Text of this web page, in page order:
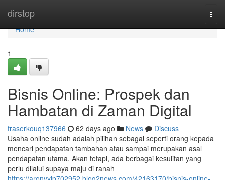
dirstop
Home
Home
1
Bisnis Online: Prospek dan
Hambatan di Zaman Digital
fraserkouq137966 62 days ago News
Discuss
Usaha online sudah adalah pilihan sebagai seperti orang kepada
mencari pendapatan tambahan atau sampai merupakan asal
pendapatan utama. Akan tetapi, ada berbagai kesulitan yang
perlu dilalui supaya maju di ranah